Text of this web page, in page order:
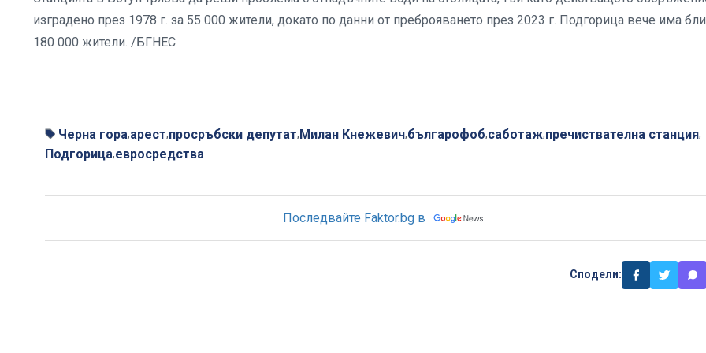
изградено през 1978 г. за 55 000 жители, докато по данни от преброяването през 2023 г. Подгорица вече има
180 000 жители. /БГНЕС
Черна гора,арест,просръбски депутат,Милан Кнежевич,българофоб,саботаж,пречиствателна станция,
Подгорица,евросредства
Последвайте Faktor.bg в
Сподели: